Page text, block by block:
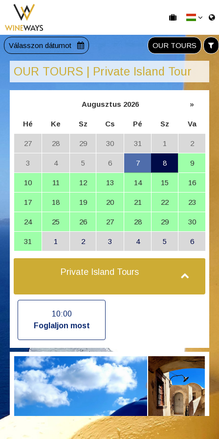
Válasszon dátumot OUR TOURS
OUR TOURS | Private Island Tour
Augusztus 2026 »
Hé Ke Sz Cs Pé Sz Va
27 28 29 30 31 1 2
3 4 5 6 7 8 9
10 11 12 13 14 15 16
17 18 19 20 21 22 23
24 25 26 27 28 29 30
31 1 2 3 4 5 6
Private Island Tours
10:00
Foglaljon most